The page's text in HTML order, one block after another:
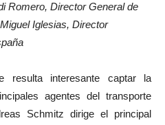
Romero, Director General de
Iglesias, Director
resulta interesante captar la
agentes del transporte
Schmitz dirige el principal